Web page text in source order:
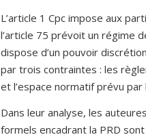
L’article 1 Cpc impose aux
l’article 75 prévoit un régime
dispose d’un pouvoir
par trois contraintes : les
et l’espace normatif prévu par
Dans leur analyse, les
formels encadrant la PRD